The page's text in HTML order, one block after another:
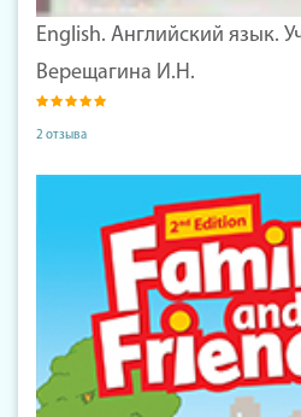
English. Английский язык.
Верещагина И.Н.
2 отзыва